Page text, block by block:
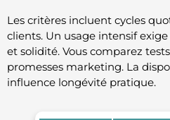
Les critères incluent cycles
clients. Un usage intensif
et solidité. Vous comparez
promesses marketing. La
influence longévité pratique.